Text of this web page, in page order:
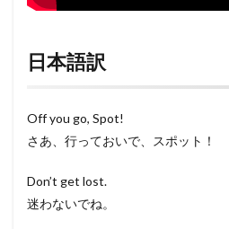
日本語訳
Off you go, Spot!
さあ、行っておいで、スポット！
Don’t get lost.
迷わないでね。